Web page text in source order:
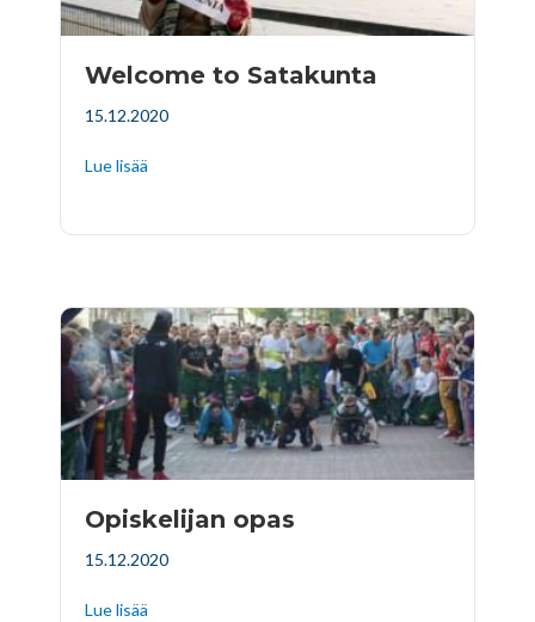
Welcome to Satakunta
15.12.2020
Lue lisää
Opiskelijan opas
15.12.2020
Lue lisää